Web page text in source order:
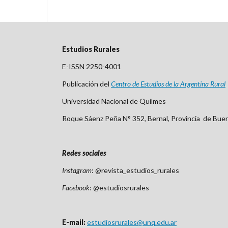
Estudios Rurales
E-ISSN 2250-4001
Publicación del Centrode Estudios de la Argentina Rural
Universidad Nacional de Quilmes
Roque Sáenz Peña N° 352, Bernal, Provincia de
Redes sociales
Instagram: @revista_estudios_rurales
Facebook: @estudiosrurales
E-mail:estudiosrurales@unq.edu.ar